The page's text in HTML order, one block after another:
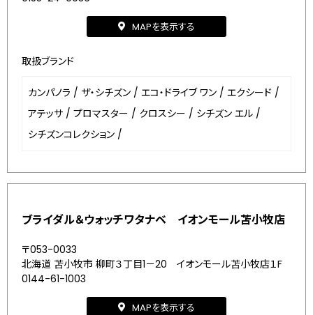
MAPを表示する
取扱ブランド
カンパノラ / ザ・シチズン / エコ・ドライブ ワン / エクシード /
アテッサ / プロマスター / クロスシー / シチズン エル /
シチズンコレクション /
ブライダル＆ウォッチワタナベ イオンモール苫小牧店
〒053-0033
北海道 苫小牧市 柳町３丁目1－20 イオンモール苫小牧店１F
0144-61-1003
MAPを表示する